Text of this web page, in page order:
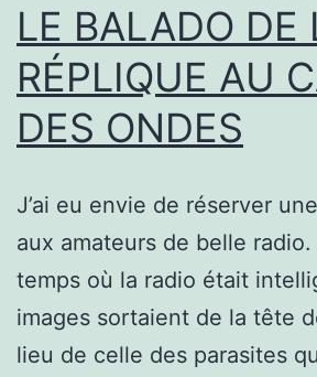
LE BALADO DE
RÉPLIQUE AU
DES ONDES
J’ai eu envie de réserver
aux amateurs de belle radio.
temps où la radio était
images sortaient de la tête
lieu de celle des parasites